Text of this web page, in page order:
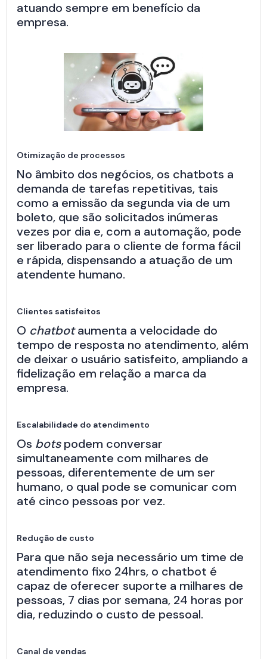
atuando sempre em benefício da
empresa.
Otimização de processos
No âmbito dos negócios, os chatbots a
demanda de tarefas repetitivas, tais
como a emissão da segunda via de um
boleto, que são solicitados inúmeras
vezes por dia e, com a automação, pode
ser liberado para o cliente de forma fácil
e rápida, dispensando a atuação de um
atendente humano.
Clientes satisfeitos
O chatbotaumenta a velocidade do
tempo de resposta no atendimento, além
de deixar o usuário satisfeito, ampliando a
fidelização em relação a marca da
empresa.
Escalabilidade do atendimento
Os botspodem conversar
simultaneamente com milhares de
pessoas, diferentemente de um ser
humano, o qual pode se comunicar com
até cinco pessoas por vez.
Redução de custo
Para que não seja necessário um time de
atendimento fixo 24hrs, o chatbot é
capaz de oferecer suporte a milhares de
pessoas, 7 dias por semana, 24 horas por
dia, reduzindo o custo de pessoal.
Canal de vendas